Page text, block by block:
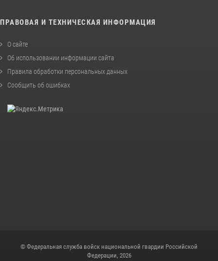
ПРАВОВАЯ И ТЕХНИЧЕСКАЯ ИНФОРМАЦИЯ
О сайте
Об использовании информации сайта
Правила обработки персональных данных
Сообщить об ошибках
© Федеральная служба войск национальной гвардии Российской
Федерации, 2026